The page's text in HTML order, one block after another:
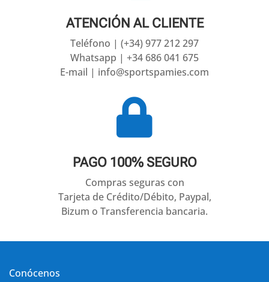
ATENCIÓN AL CLIENTE
Teléfono | (+34) 977 212 297
Whatsapp | +34 686 041 675
E-mail | info@sportspamies.com

PAGO 100% SEGURO
Compras seguras con
Tarjeta de Crédito/Débito, Paypal,
Bizum o Transferencia bancaria.
Conócenos